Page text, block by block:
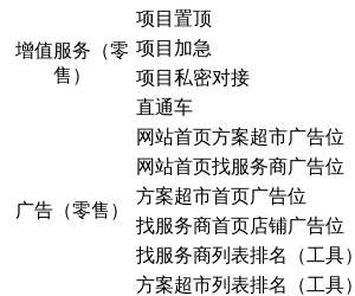
增值服务（零
售）
项目置顶
项目加急
项目私密对接
直通车
广告（零售）
网站首页方案超市广告位
网站首页找服务商广告位
方案超市首页广告位
找服务商首页店铺广告位
找服务商列表排名（工具）
方案超市列表排名（工具）